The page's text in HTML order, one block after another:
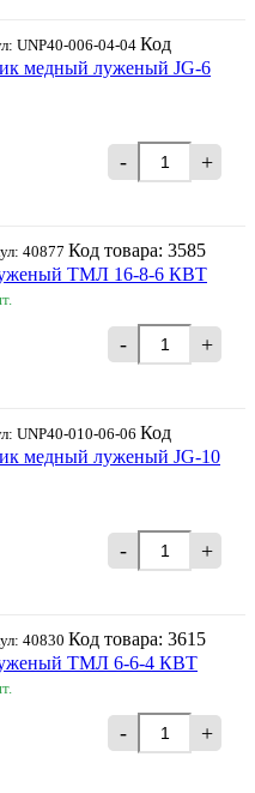
UNP40-006-04-04 Код
медный луженый JG-6
- +
40877 Код товара: 3585
ТМЛ 16-8-6 КВТ
- +
UNP40-010-06-06 Код
медный луженый JG-10
- +
40830 Код товара: 3615
ТМЛ 6-6-4 КВТ
- +